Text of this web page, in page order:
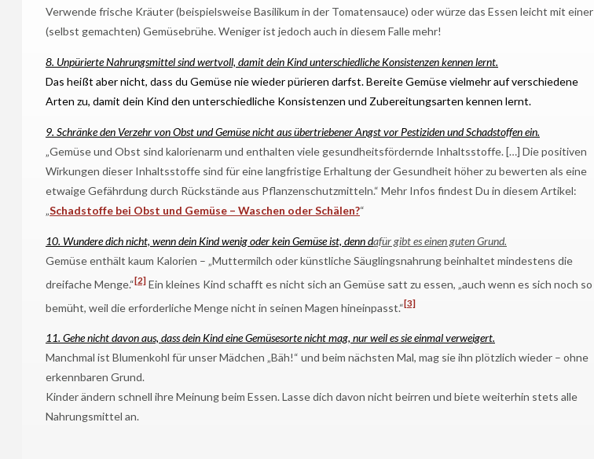
Verwende frische Kräuter (beispielsweise Basilikum in der Tomatensauce) oder würze das Essen leicht mit einer
(selbst gemachten) Gemüsebrühe. Weniger ist jedoch auch in diesem Falle mehr!
8. Unpürierte Nahrungsmittel sind wertvoll, damit dein Kind unterschiedliche Konsistenzen kennen lernt.
Das heißt aber nicht, dass du Gemüse nie wieder pürieren darfst. Bereite Gemüse vielmehr auf verschiedene
Arten zu, damit dein Kind den unterschiedliche Konsistenzen und Zubereitungsarten kennen lernt.
9. Schränke den Verzehr von Obst und Gemüse nicht aus übertriebener Angst vor Pestiziden und Schadstoffen ein.
„Gemüse und Obst sind kalorienarm und enthalten viele gesundheitsfördernde Inhaltsstoffe. […] Die positiven
Wirkungen dieser Inhaltsstoffe sind für eine langfristige Erhaltung der Gesundheit höher zu bewerten als eine
etwaige Gefährdung durch Rückstände aus Pflanzenschutzmitteln.“ Mehr Infos findest Du in diesem Artikel:
„Schadstoffe bei Obst und Gemüse – Waschen oder Schälen?“
10. Wundere dich nicht, wenn dein Kind wenig oder kein Gemüse ist, denn dafür gibt es einen guten Grund.
Gemüse enthält kaum Kalorien – „Muttermilch oder künstliche Säuglingsnahrung beinhaltet mindestens die
dreifache Menge.“[2] Ein kleines Kind schafft es nicht sich an Gemüse satt zu essen, „auch wenn es sich noch so
bemüht, weil die erforderliche Menge nicht in seinen Magen hineinpasst.“[3]
11. Gehe nicht davon aus, dass dein Kind eine Gemüsesorte nicht mag, nur weil es sie einmal verweigert.
Manchmal ist Blumenkohl für unser Mädchen „Bäh!“ und beim nächsten Mal, mag sie ihn plötzlich wieder – ohne
erkennbaren Grund.
Kinder ändern schnell ihre Meinung beim Essen. Lasse dich davon nicht beirren und biete weiterhin stets alle
Nahrungsmittel an.